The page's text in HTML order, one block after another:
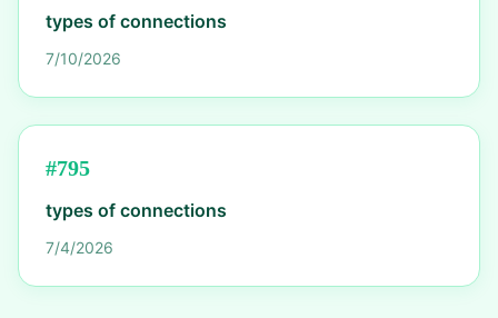
types of connections
7/10/2026
#795
types of connections
7/4/2026